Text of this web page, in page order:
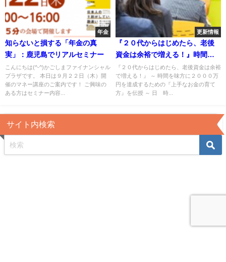
年金
知らないと損する「年金の真
実」：鹿児島でリアルセミナー
こんにちは(^-^)かごしまファイナンシャル
プラザです。 本日は９月２２日（木）開
催のマネー講座のご案内です！ ご興味の
ある方はセミナー内容...
更新情報
『２０代からはじめたら、老後
資金は余裕で増える！』時間を
味方にための『上手なお金の育
て方！』（マネースクール３６
５）
『２０代からはじめたら、老後資金は余裕
で増える！』 ～ 時間を味方に２０００万
円を達成するための『上手なお金の育て
方』を伝授 ～ 日 時...
サイト内検索